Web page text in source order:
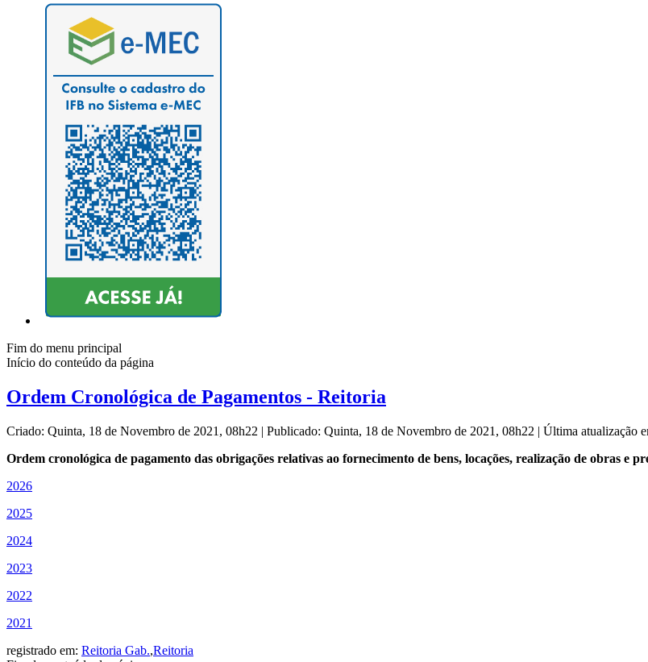
Fim do menu principal
Início do conteúdo da página
Ordem Cronológica de Pagamentos - Reitoria
Criado: Quinta, 18 de Novembro de 2021, 08h22 | Publicado: Quinta, 18 de Novembro de 2021, 08h22 | Última atualização
Ordem cronológica de pagamento das obrigações relativas ao fornecimento de bens, locações, realização de obras e
2026
2025
2024
2023
2022
2021
registrado em: Reitoria Gab.,Reitoria